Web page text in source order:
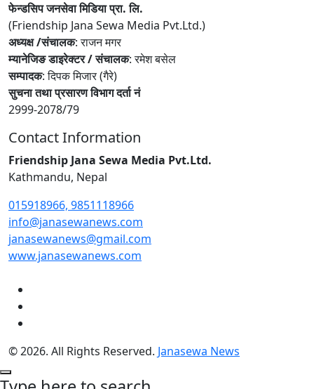
फेन्डसिप जनसेवा मिडिया प्रा. लि.
(Friendship Jana Sewa Media Pvt.Ltd.)
अध्यक्ष /संचालक: राजन मगर
म्यानेजिङ डाइरेक्टर / संचालक: रमेश बसेल
सम्पादक: दिपक मिजार (गैरे)
सुचना तथा प्रसारण विभाग दर्ता नं
2999-2078/79
Contact Information
Friendship Jana Sewa Media Pvt.Ltd.
Kathmandu, Nepal
015918966, 9851118966
info@janasewanews.com
janasewanews@gmail.com
www.janasewanews.com
© 2026. All Rights Reserved. Janasewa News